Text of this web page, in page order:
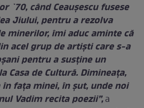
`70, când Ceauşescu fusese
Jiului, pentru a rezolva
minerilor, îmi aduc aminte că
acel grup de artişti care s-a
pentru a susţine un
Casa de Cultură. Dimineaţa,
faţa minei, în şut, unde noi
Vadim recita poezii”,a